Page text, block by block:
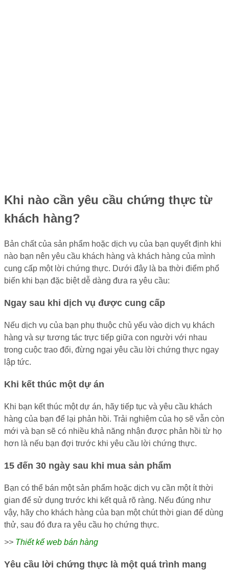
Khi nào cần yêu cầu chứng thực từ
khách hàng?
Bản chất của sản phẩm hoặc dịch vụ của bạn quyết định khi
nào bạn nên yêu cầu khách hàng và khách hàng của mình
cung cấp một lời chứng thực. Dưới đây là ba thời điểm phổ
biến khi bạn đặc biệt dễ dàng đưa ra yêu cầu:
Ngay sau khi dịch vụ được cung cấp
Nếu dịch vụ của bạn phụ thuộc chủ yếu vào dịch vụ khách
hàng và sự tương tác trực tiếp giữa con người với nhau
trong cuộc trao đổi, đừng ngại yêu cầu lời chứng thực ngay
lập tức.
Khi kết thúc một dự án
Khi bạn kết thúc một dự án, hãy tiếp tục và yêu cầu khách
hàng của bạn để lại phản hồi. Trải nghiệm của họ sẽ vẫn còn
mới và bạn sẽ có nhiều khả năng nhận được phản hồi từ họ
hơn là nếu bạn đợi trước khi yêu cầu lời chứng thực.
15 đến 30 ngày sau khi mua sản phẩm
Bạn có thể bán một sản phẩm hoặc dịch vụ cần một ít thời
gian để sử dụng trước khi kết quả rõ ràng. Nếu đúng như
vậy, hãy cho khách hàng của bạn một chút thời gian để dùng
thử, sau đó đưa ra yêu cầu họ chứng thực.
>> Thiết kế web bán hàng
Yêu cầu lời chứng thực là một quá trình mang